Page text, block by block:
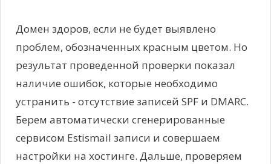
Домен здоров, если не будет выявлено
проблем, обозначенных красным цветом. Но
результат проведенной проверки показал
наличие ошибок, которые необходимо
устранить - отсутствие записей SPF и DMARC.
Берем автоматически сгенерированные
сервисом Estismail записи и совершаем
настройки на хостинге. Дальше, проверяем